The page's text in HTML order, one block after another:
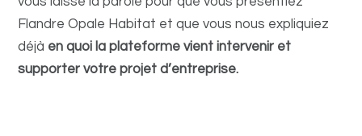
Flandre Opale Habitat et que vous nous expliquiez
déjà en quoi la plateforme vient intervenir et
supporter votre projet d’entreprise.